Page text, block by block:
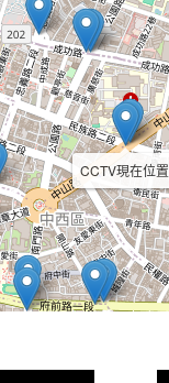
CCTV現在位置